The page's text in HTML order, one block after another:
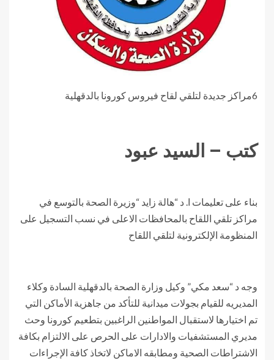
6مراكز جديدة لتلقي لقاح فيروس كورونا بالدقهلية
كتب – السيد عبود
بناء على تعليمات ا. د “هالة زايد “وزيرة الصحة بالتوسع في
مراكز تلقي اللقاح بالمحافظات الاعلى في نسب التسجيل على
المنظومة الإلكترونية لتلقي اللقاح
وجه د “سعد مكي” وكيل وزارة الصحة بالدقهلية السادة وكلاء
المديريه للقيام بجولات ميدانية للتأكد من جاهزية الأماكن التي
تم اختيارها لاستقبال المواطنين الراغبين بتطعيم كورونا وحث
مديري المستشفيات والادارات على الحرص على الالتزام بكافة
الاشتراطات الصحية ومطابقه الاماكن لاتخاذ كافة الإجراءات